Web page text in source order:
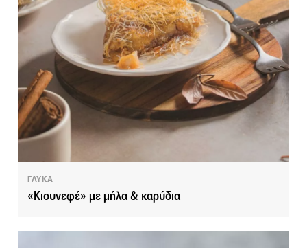
ΓΛΥΚΑ
«Κιουνεφέ» με μήλα & καρύδια